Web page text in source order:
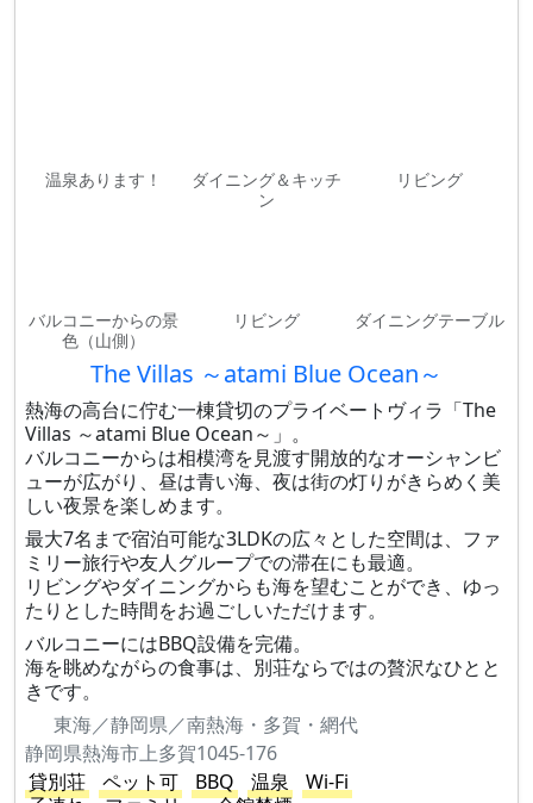
温泉あります！
ダイニング＆キッチ
ン
リビング
バルコニーからの景
色（山側）
リビング ダイニングテーブル
The Villas ～atami Blue Ocean～
熱海の高台に佇む一棟貸切のプライベートヴィラ「The
Villas ～atami Blue Ocean～」。
バルコニーからは相模湾を見渡す開放的なオーシャンビ
ューが広がり、昼は青い海、夜は街の灯りがきらめく美
しい夜景を楽しめます。
最大7名まで宿泊可能な3LDKの広々とした空間は、ファ
ミリー旅行や友人グループでの滞在にも最適。
リビングやダイニングからも海を望むことができ、ゆっ
たりとした時間をお過ごしいただけます。
バルコニーにはBBQ設備を完備。
海を眺めながらの食事は、別荘ならではの贅沢なひとと
きです。
東海／静岡県／南熱海・多賀・網代
静岡県熱海市上多賀1045-176
貸別荘
ペット可 BBQ 温泉
Wi-Fi